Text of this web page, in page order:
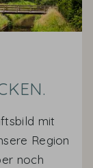
mit
Region
noch